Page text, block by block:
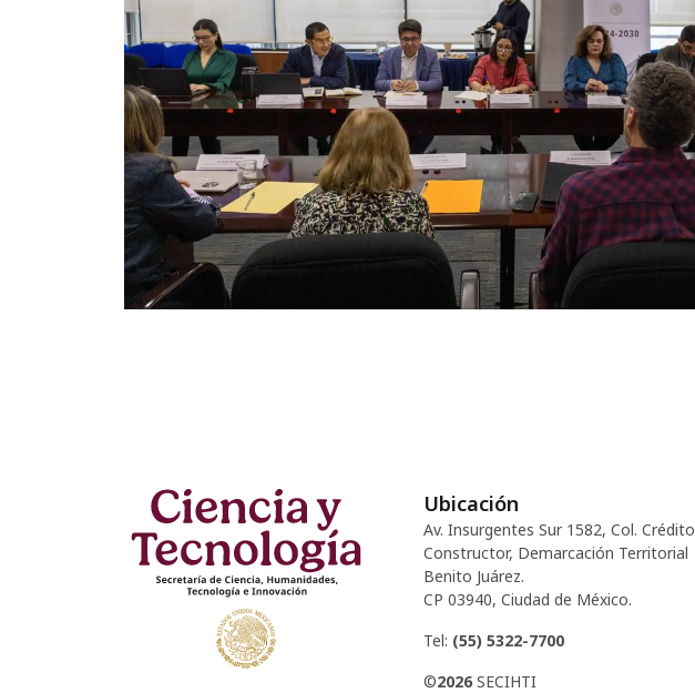
Ubicación
Av. Insurgentes Sur 1582, Col. Crédito
Constructor, Demarcación Territorial
Benito Juárez.
CP 03940, Ciudad de México.
Tel: (55) 5322-7700
©2026 SECIHTI